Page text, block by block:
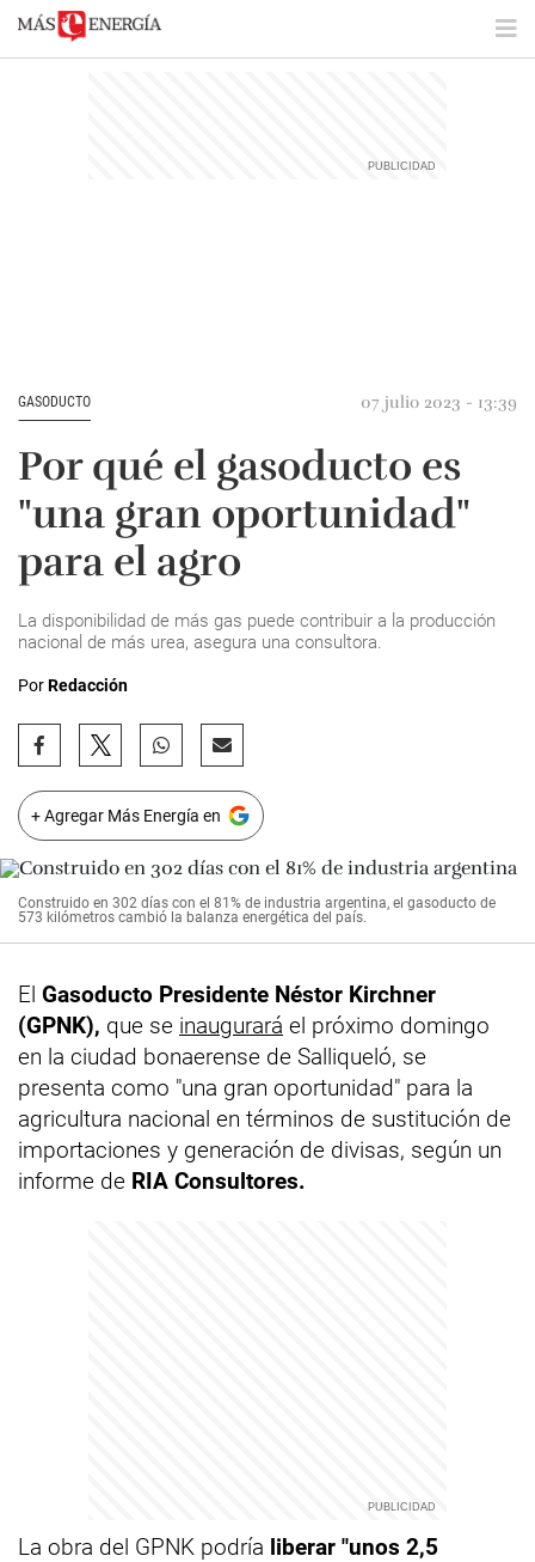
GASODUCTO 07 julio 2023 - 13:39
Por qué el gasoducto es
"una gran oportunidad"
para el agro
La disponibilidad de más gas puede contribuir a la producción
nacional de más urea, asegura una consultora.
PorRedacción
+ Agregar Más Energía en
Construido en 302 días con el 81% de industria argentina, el gasoducto de
573 kilómetros cambió la balanza energética del país.
El Gasoducto Presidente Néstor Kirchner
(GPNK), que se inaugurará el próximo domingo
en la ciudad bonaerense de Salliqueló, se
presenta como "una gran oportunidad" para la
agricultura nacional en términos de sustitución de
importaciones y generación de divisas, según un
informe de RIA Consultores.
La obra del GPNK podría liberar "unos 2,5